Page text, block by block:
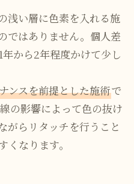
浅い層に色素を入れる施
ではありません。個人差
から2年程度かけて少し
ンスを前提とした施術で
の影響によって色の抜け
がらリタッチを行うこと
なります。